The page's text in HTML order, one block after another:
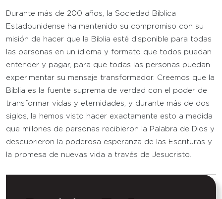
Durante más de 200 años, la Sociedad Bíblica
Estadounidense ha mantenido su compromiso con su
misión de hacer que la Biblia esté disponible para todas
las personas en un idioma y formato que todos puedan
entender y pagar, para que todas las personas puedan
experimentar su mensaje transformador. Creemos que la
Biblia es la fuente suprema de verdad con el poder de
transformar vidas y eternidades, y durante más de dos
siglos, la hemos visto hacer exactamente esto a medida
que millones de personas recibieron la Palabra de Dios y
descubrieron la poderosa esperanza de las Escrituras y
la promesa de nuevas vida a través de Jesucristo.